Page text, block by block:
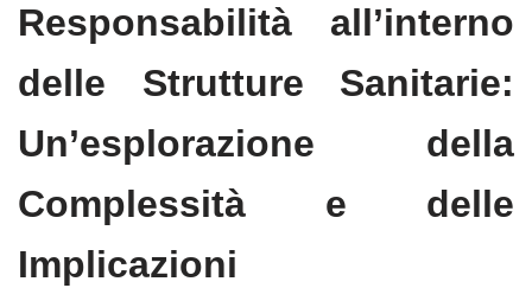
Responsabilità all’interno
delle Strutture Sanitarie:
Un’esplorazione della
Complessità e delle
Implicazioni